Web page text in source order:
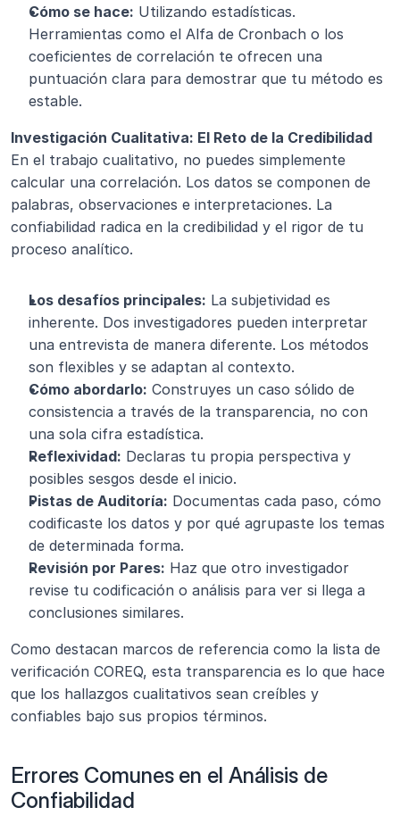
Cómo se hace: Utilizando estadísticas.
Herramientas como el Alfa de Cronbach o los
coeficientes de correlación te ofrecen una
puntuación clara para demostrar que tu método es
estable.
En el trabajo cualitativo, no puedes simplemente
calcular una correlación. Los datos se componen de
palabras, observaciones e interpretaciones. La
confiabilidad radica en la credibilidad y el rigor de tu
proceso analítico.
Los desafíos principales: La subjetividad es
inherente. Dos investigadores pueden interpretar
una entrevista de manera diferente. Los métodos
son flexibles y se adaptan al contexto.
Cómo abordarlo: Construyes un caso sólido de
consistencia a través de la transparencia, no con
una sola cifra estadística.
Reflexividad: Declaras tu propia perspectiva y
posibles sesgos desde el inicio.
Pistas de Auditoría: Documentas cada paso, cómo
codificaste los datos y por qué agrupaste los temas
de determinada forma.
Revisión por Pares: Haz que otro investigador
revise tu codificación o análisis para ver si llega a
conclusiones similares.
Como destacan marcos de referencia como la lista de
verificación COREQ, esta transparencia es lo que hace
que los hallazgos cualitativos sean creíbles y
confiables bajo sus propios términos.
Errores Comunes en el Análisis de
Confiabilidad